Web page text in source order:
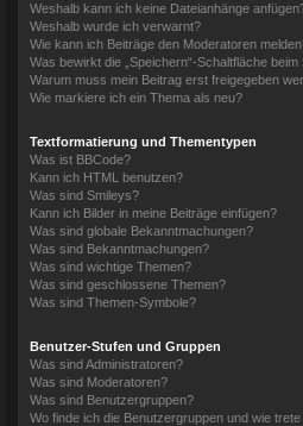
Weshalb kann ich keine Dateianhänge
Weshalb wurde ich verwarnt?
Wie kann ich Beiträge den Moderatoren
Was bewirkt die „Speichern“-Schaltfläche
Warum muss mein Beitrag erst freigegeben
Wie markiere ich ein Thema als neu?
Textformatierung und Thementypen
Was ist BBCode?
Kann ich HTML benutzen?
Was sind Smileys?
Kann ich Bilder in meine Beiträge einfügen?
Was sind globale Bekanntmachungen?
Was sind Bekanntmachungen?
Was sind wichtige Themen?
Was sind geschlossene Themen?
Was sind Themen-Symbole?
Benutzer-Stufen und Gruppen
Was sind Administratoren?
Was sind Moderatoren?
Was sind Benutzergruppen?
Wo finde ich die Benutzergruppen und wie